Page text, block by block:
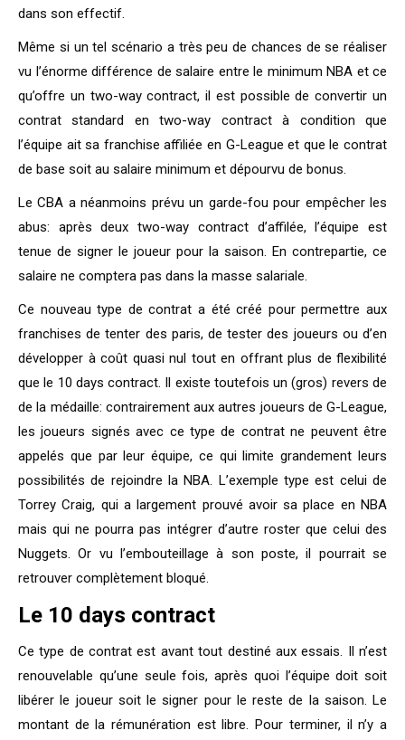
dans son effectif.
Même si un tel scénario a très peu de chances de se réaliser
vu l’énorme différence de salaire entre le minimum NBA et ce
qu’offre un two-way contract, il est possible de convertir un
contrat standard en two-way contract à condition que
l’équipe ait sa franchise affiliée en G-League et que le contrat
de base soit au salaire minimum et dépourvu de bonus.
Le CBA a néanmoins prévu un garde-fou pour empêcher les
abus: après deux two-way contract d’affilée, l’équipe est
tenue de signer le joueur pour la saison. En contrepartie, ce
salaire ne comptera pas dans la masse salariale.
Ce nouveau type de contrat a été créé pour permettre aux
franchises de tenter des paris, de tester des joueurs ou d’en
développer à coût quasi nul tout en offrant plus de flexibilité
que le 10 days contract. Il existe toutefois un (gros) revers de
de la médaille: contrairement aux autres joueurs de G-League,
les joueurs signés avec ce type de contrat ne peuvent être
appelés que par leur équipe, ce qui limite grandement leurs
possibilités de rejoindre la NBA. L’exemple type est celui de
Torrey Craig, qui a largement prouvé avoir sa place en NBA
mais qui ne pourra pas intégrer d’autre roster que celui des
Nuggets. Or vu l’embouteillage à son poste, il pourrait se
retrouver complètement bloqué.
Le 10 days contract
Ce type de contrat est avant tout destiné aux essais. Il n’est
renouvelable qu’une seule fois, après quoi l’équipe doit soit
libérer le joueur soit le signer pour le reste de la saison. Le
montant de la rémunération est libre. Pour terminer, il n’y a